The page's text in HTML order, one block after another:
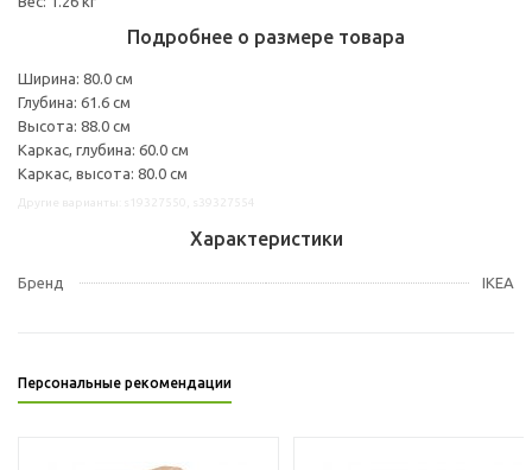
Подробнее о размере товара
Ширина: 80.0 см
Глубина: 61.6 см
Высота: 88.0 см
Каркас, глубина: 60.0 см
Каркас, высота: 80.0 см
Характеристики
Бренд IKEA
Персональные рекомендации